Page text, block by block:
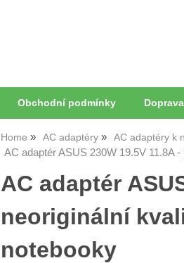
Obchodní podmínky
Home AC adaptéry AC adaptéry k
AC adaptér ASUS 230W 19.5V 11.8A
AC adaptér
neoriginální
notebooky